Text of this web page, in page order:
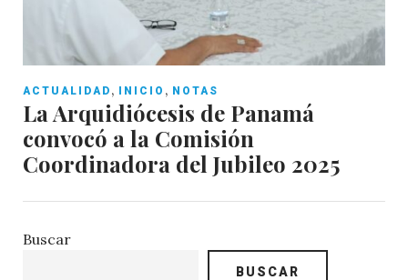
ACTUALIDAD , INICIO , NOTAS
La Arquidiócesis de Panamá
convocó a la Comisión
Coordinadora del Jubileo 2025
Buscar
BUSCAR